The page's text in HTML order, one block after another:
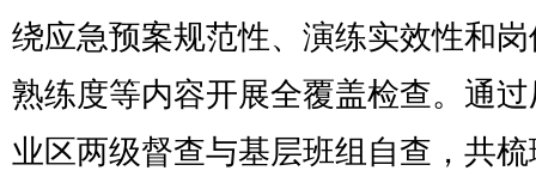
绕应急预案规范性、演练实效性和
熟练度等内容开展全覆盖检查。通
业区两级督查与基层班组自查，共